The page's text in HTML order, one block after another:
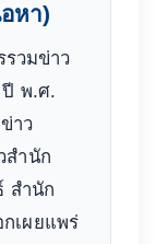
หา)
รวมข่าว
ปี พ.ศ.
าว
สำนัก
สำนัก
เผยแพร่